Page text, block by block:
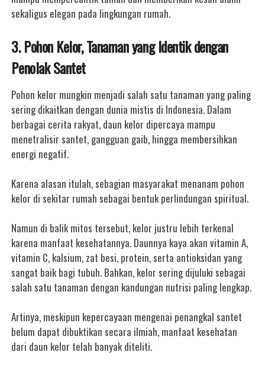
sekaligus elegan pada lingkungan rumah.
3. Pohon Kelor, Tanaman yang Identik dengan
Penolak Santet
Pohon kelor mungkin menjadi salah satu tanaman yang paling
sering dikaitkan dengan dunia mistis di Indonesia. Dalam
berbagai cerita rakyat, daun kelor dipercaya mampu
menetralisir santet, gangguan gaib, hingga membersihkan
energi negatif.
Karena alasan itulah, sebagian masyarakat menanam pohon
kelor di sekitar rumah sebagai bentuk perlindungan spiritual.
Namun di balik mitos tersebut, kelor justru lebih terkenal
karena manfaat kesehatannya. Daunnya kaya akan vitamin A,
vitamin C, kalsium, zat besi, protein, serta antioksidan yang
sangat baik bagi tubuh. Bahkan, kelor sering dijuluki sebagai
salah satu tanaman dengan kandungan nutrisi paling lengkap.
Artinya, meskipun kepercayaan mengenai penangkal santet
belum dapat dibuktikan secara ilmiah, manfaat kesehatan
dari daun kelor telah banyak diteliti.